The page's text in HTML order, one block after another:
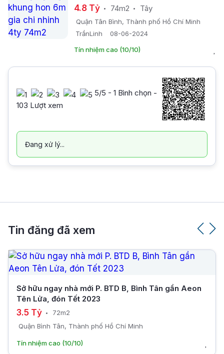
.- 74M2 -
4.8 Tỷ 74m2 Tây
Quận Tân Bình, Thành phố Hồ Chí Minh
TrầnLinh
08-06-2024
Tín nhiệm cao (10/10)
5/5 - 1 Bình chọn -
103 Lượt xem
Đang xử lý...
Tin đăng đã xem
Sở hữu ngay nhà mới P. BTD B, Bình Tân gần Aeon
Tên Lửa, đón Tết 2023
3.5 Tỷ
72m2
Quận Bình Tân, Thành phố Hồ Chí Minh
Tín nhiệm cao (10/10)